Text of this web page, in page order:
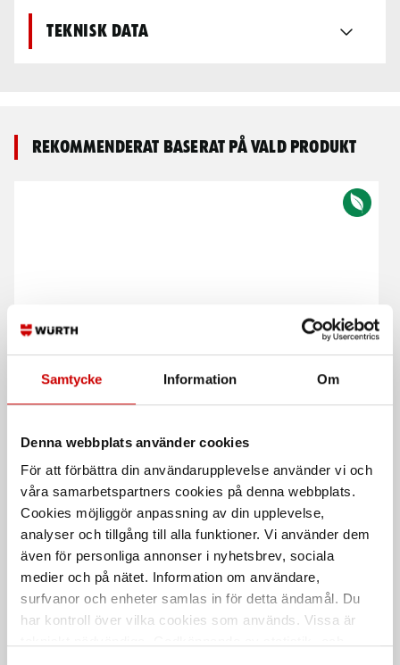
Samtycke Information Om
Denna webbplats använder cookies
För att förbättra din användarupplevelse använder vi och
våra samarbetspartners cookies på denna webbplats.
Cookies möjliggör anpassning av din upplevelse,
analyser och tillgång till alla funktioner. Vi använder dem
även för personliga annonser i nyhetsbrev, sociala
medier och på nätet. Information om användare,
surfvanor och enheter samlas in för detta ändamål. Du
har kontroll över vilka cookies som används. Vissa är
Teknisk data
Rekommenderat baserat på vald produkt
Skylt Förbjudet för
obehöriga att utföra
Skylt Hjärt- &
lungräddning